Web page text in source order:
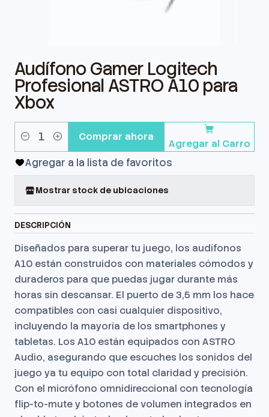
Audífono Gamer Logitech
Profesional ASTRO A10 para
Xbox
Cantidad Agregar al Carro
Comprar ahora
Agregar a la lista de favoritos
Mostrar stock de ubicaciones
DESCRIPCIÓN
Diseñados para superar tu juego, los audífonos
A10 están construidos con materiales cómodos y
duraderos para que puedas jugar durante más
horas sin descansar. El puerto de 3,5 mm los hace
compatibles con casi cualquier dispositivo,
incluyendo la mayoría de los smartphones y
tabletas. Los A10 están equipados con ASTRO
Audio, asegurando que escuches los sonidos del
juego ya tu equipo con total claridad y precisión.
Con el micrófono omnidireccional con tecnología
flip-to-mute y botones de volumen integrados en